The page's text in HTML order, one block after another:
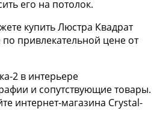
его на потолок.
купить Люстра Квадрат
привлекательной цене от
2 в интерьере
и сопутствующие товары.
интернет-магазина Crystal-